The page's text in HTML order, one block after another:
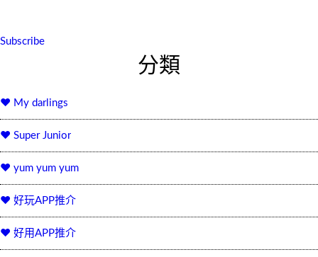
Subscribe
分類
♥ My darlings
♥ Super Junior
♥ yum yum yum
♥ 好玩APP推介
♥ 好用APP推介